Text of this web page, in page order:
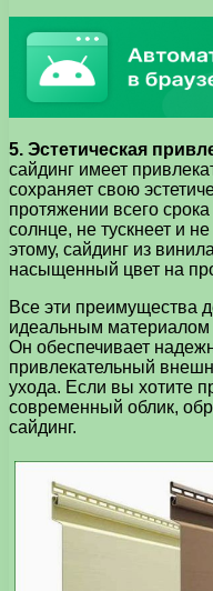
5. Эстетическая
сайдинг имеет
сохраняет свою
протяжении всего
солнце, не тускнеет и
этому, сайдинг из
насыщенный цвет на
Все эти преимущества
идеальным материалом
Он обеспечивает
привлекательный
ухода. Если вы хотите
современный облик,
сайдинг.